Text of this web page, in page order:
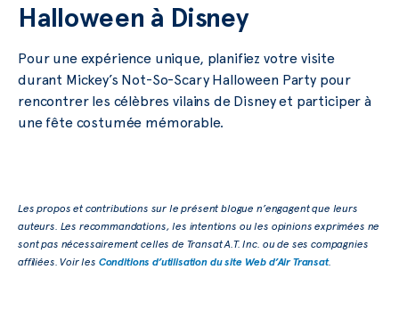
Halloween à Disney
Pour une expérience unique, planifiez votre visite
durant Mickey’s Not-So-Scary Halloween Party pour
rencontrer les célèbres vilains de Disney et participer à
une fête costumée mémorable.
Les propos et contributions sur le présent blogue n’engagent que leurs
auteurs. Les recommandations, les intentions ou les opinions exprimées ne
sont pas nécessairement celles de Transat A.T. Inc. ou de ses compagnies
affiliées. Voir les Conditions d’utilisation du site Web d’Air Transat.